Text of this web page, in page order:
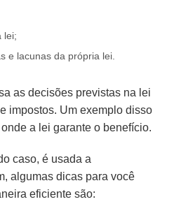
lei;
e lacunas da própria lei.
as decisões previstas na lei
impostos. Um exemplo disso
a lei garante o benefício.
caso, é usada a
algumas dicas para você
eficiente são: